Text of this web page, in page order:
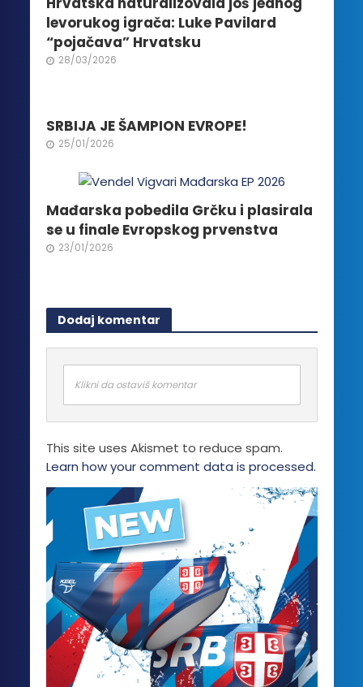
levorukog igrača: Luke Pavilard
“pojačava” Hrvatsku
28/03/2026
SRBIJA JE ŠAMPION EVROPE!
25/01/2026
Mađarska pobedila Grčku i plasirala
se u finale Evropskog prvenstva
23/01/2026
Dodaj komentar
Klikni da ostaviš komentar
This site uses Akismet to reduce spam.
Learn how your comment data is processed.